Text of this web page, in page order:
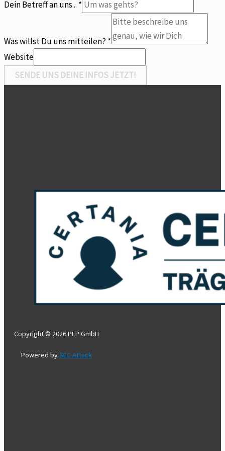
Dein Betreff an uns... *
Was willst Du uns mitteilen? *
Website
SENDE UNS DEINE INFOS JETZT!
Copyright © 2026 PEP GmbH
Powered bySEC Attack